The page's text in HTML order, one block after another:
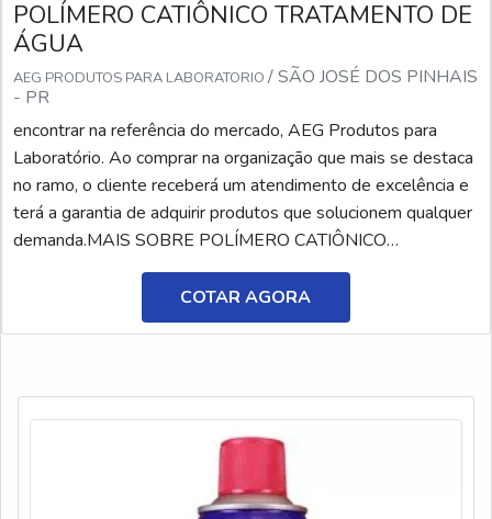
POLÍMERO CATIÔNICO TRATAMENTO DE
ÁGUA
AEG PRODUTOS PARA LABORATORIO / SÃO JOSÉ DOS PINHAIS
- PR
encontrar na referência do mercado, AEG Produtos para
Laboratório. Ao comprar na organização que mais se destaca
no ramo, o cliente receberá um atendimento de excelência e
terá a garantia de adquirir produtos que solucionem qualquer
demanda.MAIS SOBRE POLÍMERO CATIÔNICO
TRATAMENTO DE ÁGUASe alguém buscar por polímero
catiônico tratamento de água em uma empresa responsável,
descobrirá a AEG Produtos para Laboratório. Atuando com
COTAR AGORA